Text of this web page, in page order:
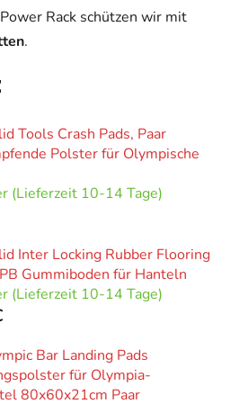
Rack schützen wir mit
.
Tools Crash Pads, Paar
Polster für Olympische
(Lieferzeit 10-14 Tage)
Inter Locking Rubber Flooring
Gummiboden für Hanteln
(Lieferzeit 10-14 Tage)
Bar Landing Pads
für Olympia-
80x60x21cm Paar